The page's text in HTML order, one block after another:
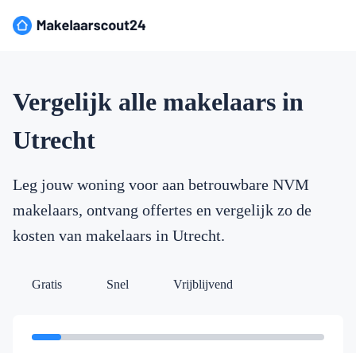
Vergelijk alle makelaars in
Utrecht
Leg jouw woning voor aan betrouwbare NVM
makelaars, ontvang offertes en vergelijk zo de
kosten van makelaars in Utrecht.
Gratis Snel Vrijblijvend